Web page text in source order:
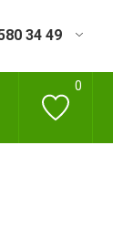
34 49
09:00 - 18:00
Выходной
0